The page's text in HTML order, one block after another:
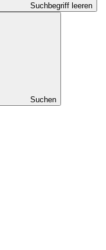
Suchbegriff leeren
Suchen